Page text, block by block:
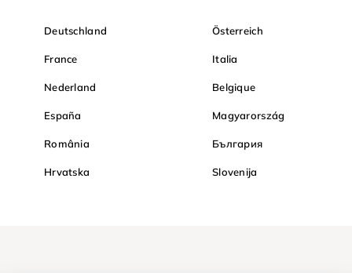
Deutschland Österreich
France Italia
Nederland Belgique
España Magyarország
România България
Hrvatska Slovenija